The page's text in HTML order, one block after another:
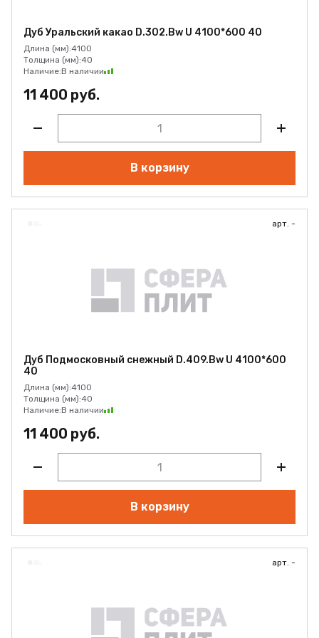
Дуб Уральский какао D.302.Bw U 4100*600 40
Длина (мм):4100
Толщина (мм):40
Наличие:В наличии
11 400 руб.
В корзину
арт. -
Дуб Подмосковный снежный D.409.Bw U 4100*600
40
Длина (мм):4100
Толщина (мм):40
Наличие:В наличии
11 400 руб.
В корзину
арт. -